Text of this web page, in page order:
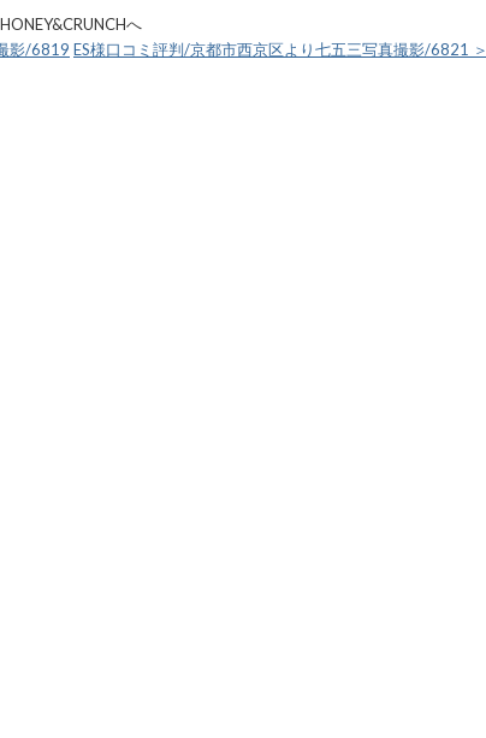
へ
影/6819 ES様口コミ評判/京都市西京区より七五三写真撮影/6821 ＞